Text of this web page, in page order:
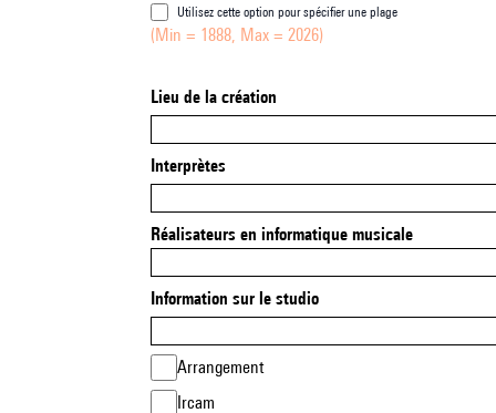
Utilisez cette option pour spécifier une plage
(Min = 1888, Max = 2026)
Lieu de la création
Interprètes
Réalisateurs en informatique musicale
Information sur le studio
Arrangement
Ircam